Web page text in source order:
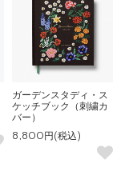
ガーデンスタディ・ス
ケッチブック（刺繍カ
バー）
8,800円(税込)